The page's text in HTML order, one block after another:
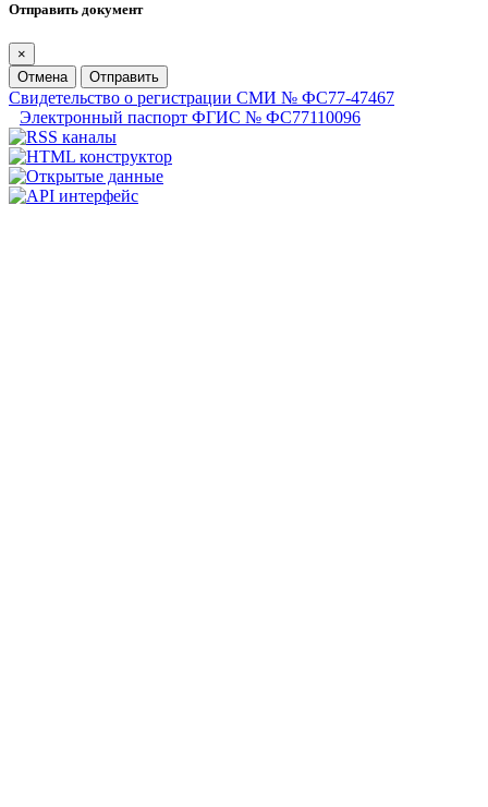
Отправить документ
×
Отмена
Отправить
Свидетельство о регистрации СМИ № ФС77-47467
Электронный паспорт ФГИС № ФС77110096